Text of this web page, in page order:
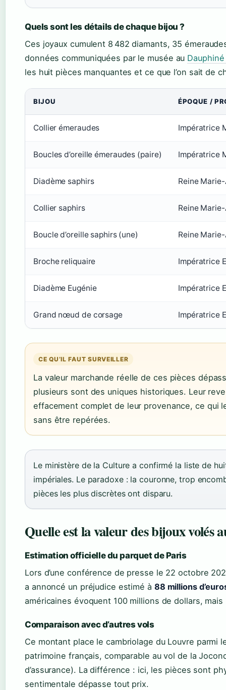
Quels sont les détails de chaque bijou ?
Ces joyaux cumulent 8 482 diamants, 35
données communiquées par le musée au
les huit pièces manquantes et ce que l’on sait de
BIJOU ÉPOQUE /
Collier émeraudes Impératrice
Boucles d’oreille émeraudes (paire) Impératrice
Diadème saphirs Reine
Collier saphirs Reine
Boucle d’oreille saphirs (une) Reine
Broche reliquaire Impératrice
Diadème Eugénie Impératrice
Grand nœud de corsage Impératrice
CE QU’IL FAUT SURVEILLER
La valeur marchande réelle de ces pièces
plusieurs sont des uniques historiques. Leur
effacement complet de leur provenance, ce qui
sans être repérées.
Le ministère de la Culture a confirmé la liste de
impériales. Le paradoxe : la couronne, trop
pièces les plus discrètes ont disparu.
Quelle est la valeur des bijoux volés
Estimation officielle du parquet de Paris
Lors d’une conférence de presse le 22 octobre
a annoncé un préjudice estimé à 88 millions
américaines évoquent 100 millions de dollars,
Comparaison avec d’autres vols
Ce montant place le cambriolage du Louvre parmi
patrimoine français, comparable au vol de la
d’assurance). La différence : ici, les pièces sont
sentimentale dépasse tout prix.